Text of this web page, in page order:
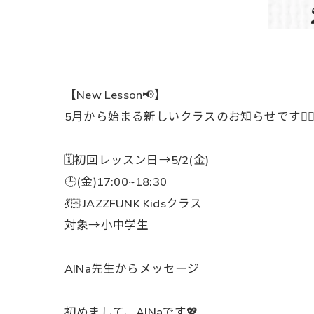
【New Lesson📢】
5月から始まる新しいクラスのお知らせです
🗓️初回レッスン日→5/2(金)
🕒(金)17:00~18:30
💃🏻JAZZFUNK Kidsクラス
対象→小中学生
AINa先生からメッセージ